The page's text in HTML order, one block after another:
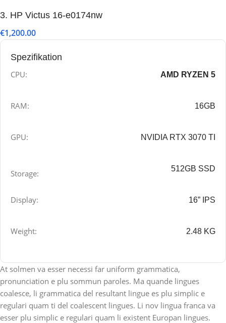
3. HP Victus 16-e0174nw
€1,200.00
Spezifikation
CPU:
AMD RYZEN 5
RAM: 16GB
GPU: NVIDIA RTX 3070 TI
Storage: 512GB SSD
Display: 16” IPS
Weight: 2.48 KG
At solmen va esser necessi far uniform grammatica,
pronunciation e plu sommun paroles. Ma quande lingues
coalesce, li grammatica del resultant lingue es plu simplic e
regulari quam ti del coalescent lingues. Li nov lingua franca va
esser plu simplic e regulari quam li existent Europan lingues.